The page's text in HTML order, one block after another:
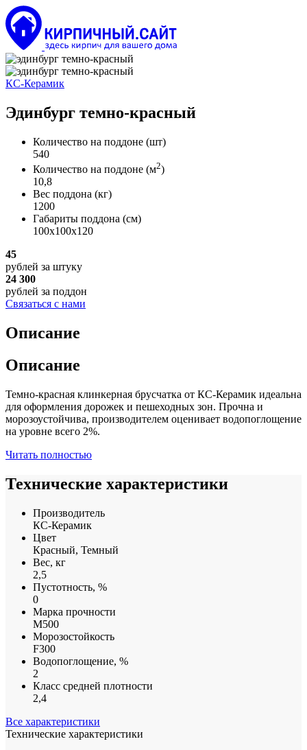
КС-Керамик
Эдинбург темно-красный
Количество на поддоне (шт)
540
Количество на поддоне (м2)
10,8
Вес поддона (кг)
1200
Габариты поддона (см)
100х100х120
45
рублей за штуку
24 300
рублей за поддон
Связаться с нами
Описание
Описание
Темно-красная клинкерная брусчатка от КС-Керамик идеальна
для оформления дорожек и пешеходных зон. Прочна и
морозоустойчива, производителем оценивает водопоглощение
на уровне всего 2%.
Читать полностью
Технические характеристики
Производитель
КС-Керамик
Цвет
Красный, Темный
Вес, кг
2,5
Пустотность, %
0
Марка прочности
М500
Морозостойкость
F300
Водопоглощение, %
2
Класс средней плотности
2,4
Все характеристики
Технические характеристики